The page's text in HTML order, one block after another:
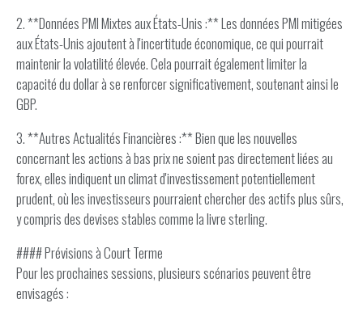
2. **Données PMI Mixtes aux États-Unis :** Les données PMI mitigées
aux États-Unis ajoutent à l'incertitude économique, ce qui pourrait
maintenir la volatilité élevée. Cela pourrait également limiter la
capacité du dollar à se renforcer significativement, soutenant ainsi le
GBP.
3. **Autres Actualités Financières :** Bien que les nouvelles
concernant les actions à bas prix ne soient pas directement liées au
forex, elles indiquent un climat d'investissement potentiellement
prudent, où les investisseurs pourraient chercher des actifs plus sûrs,
y compris des devises stables comme la livre sterling.
#### Prévisions à Court Terme
Pour les prochaines sessions, plusieurs scénarios peuvent être
envisagés :